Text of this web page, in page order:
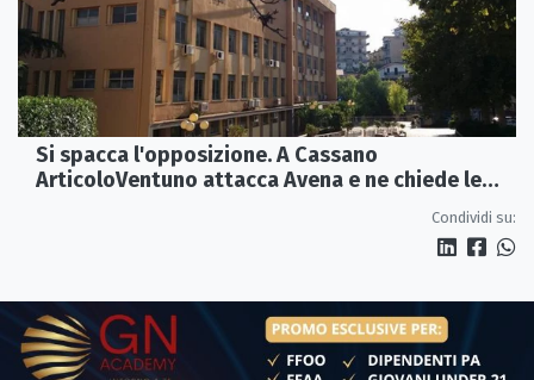
Si spacca l'opposizione. A Cassano
ArticoloVentuno attacca Avena e ne chiede le
Condividi su: